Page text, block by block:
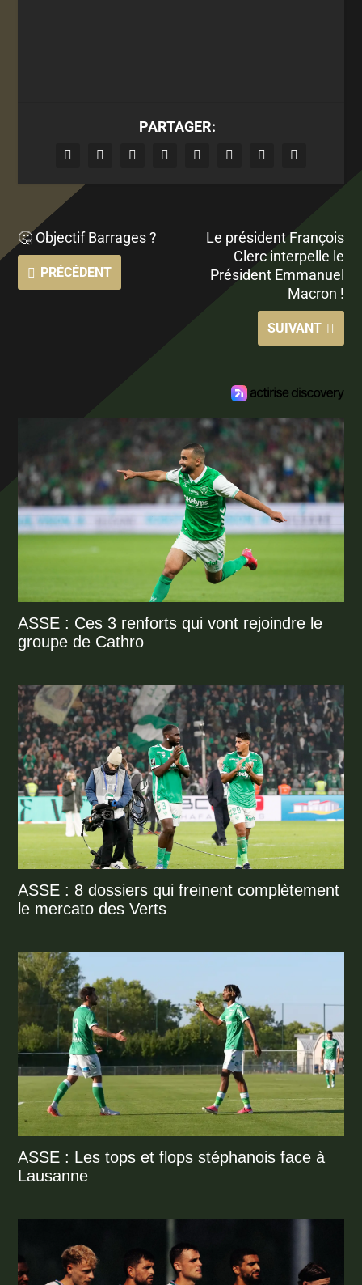
PARTAGER:
🤔 Objectif Barrages ?
PRÉCÉDENT
Le président François
Clerc interpelle le
Président Emmanuel
Macron !
SUIVANT
ASSE : Ces 3 renforts qui vont rejoindre le
groupe de Cathro
ASSE : 8 dossiers qui freinent complètement
le mercato des Verts
ASSE : Les tops et flops stéphanois face à
Lausanne